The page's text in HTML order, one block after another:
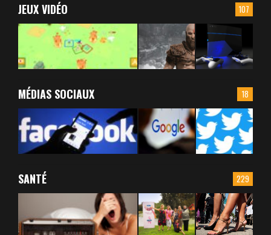
107
JEUX VIDÉO
18
MÉDIAS SOCIAUX
229
SANTÉ